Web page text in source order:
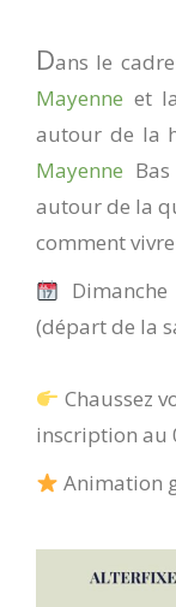
Dans le
Mayenne et
autour de la
Mayenne
autour de la
comment
(départ de la
Chaussez
inscription au
Animation